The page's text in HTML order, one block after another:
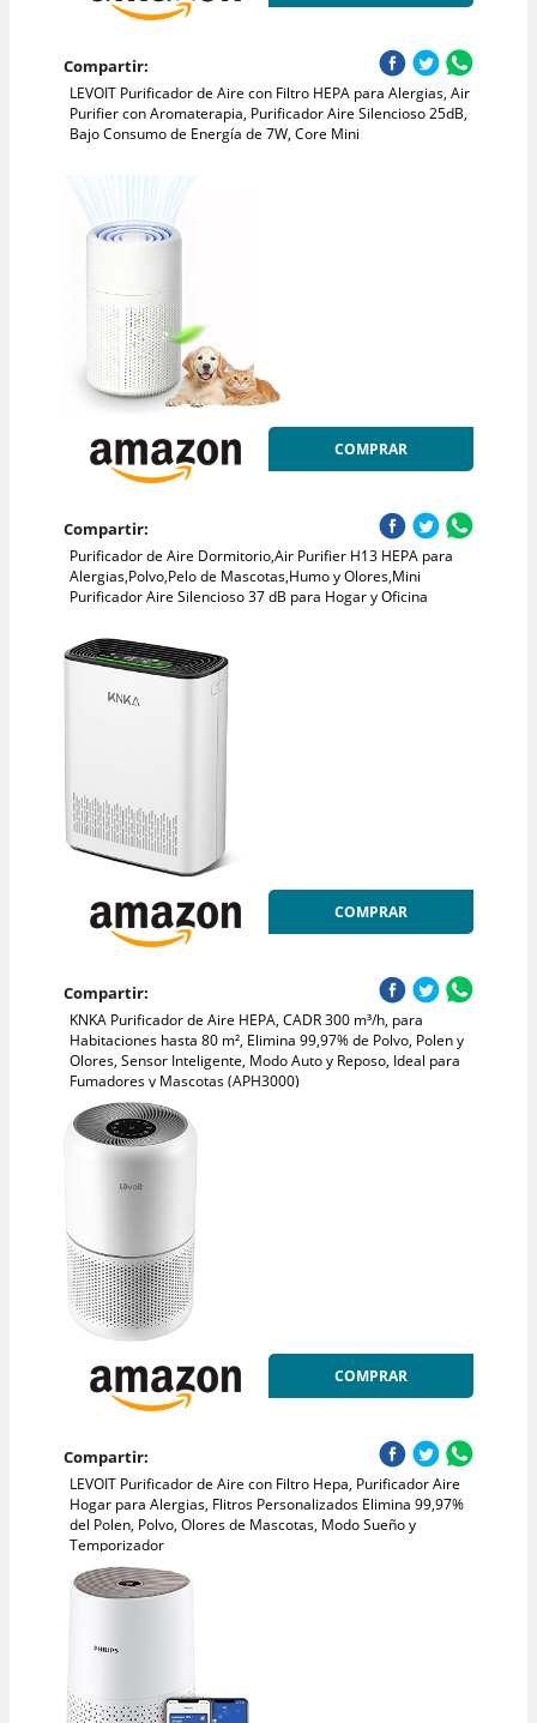
Compartir:
LEVOIT Purificador de Aire con Filtro HEPA para Alergias, Air
Purifier con Aromaterapia, Purificador Aire Silencioso 25dB,
Bajo Consumo de Energía de 7W, Core Mini
COMPRAR
Compartir:
Purificador de Aire Dormitorio,Air Purifier H13 HEPA para
Alergias,Polvo,Pelo de Mascotas,Humo y Olores,Mini
Purificador Aire Silencioso 37 dB para Hogar y Oficina
COMPRAR
Compartir:
KNKA Purificador de Aire HEPA, CADR 300 m³/h, para
Habitaciones hasta 80 m², Elimina 99,97% de Polvo, Polen y
Olores, Sensor Inteligente, Modo Auto y Reposo, Ideal para
Fumadores y Mascotas (APH3000)
COMPRAR
Compartir:
LEVOIT Purificador de Aire con Filtro Hepa, Purificador Aire
Hogar para Alergias, Flitros Personalizados Elimina 99,97%
del Polen, Polvo, Olores de Mascotas, Modo Sueño y
Temporizador